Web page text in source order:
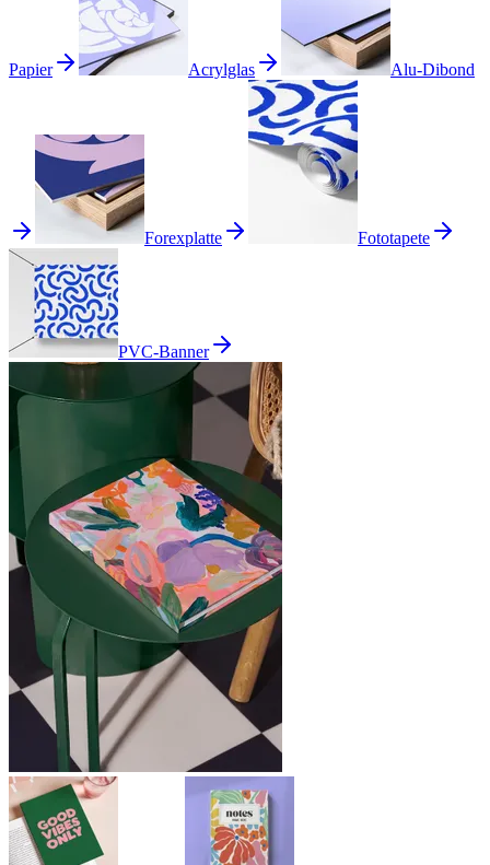
Papier Acrylglas Alu-Dibond
Forexplatte Fototapete
PVC-Banner